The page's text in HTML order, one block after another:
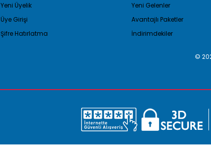
Yeni Üyelik
Üye Girişi
Şifre Hatırlatma
Yeni Gelenler
Avantajlı Paketler
İndirimdekiler
©